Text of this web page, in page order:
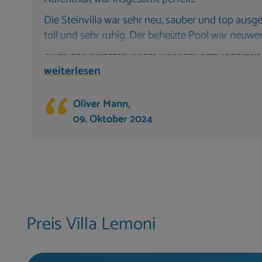
Die Steinvilla war sehr neu, sauber und top
toll und sehr ruhig. Der beheizte Pool war
Auch das Kretafan-Team war sehr nett,
unterstütze uns bei allen Fragen und Themen
top gepflegt.
Vielen Dank für alles und den tollen
weiterlesen
Oliver Mann,
09. Oktober 2024
Preis Villa Lemoni